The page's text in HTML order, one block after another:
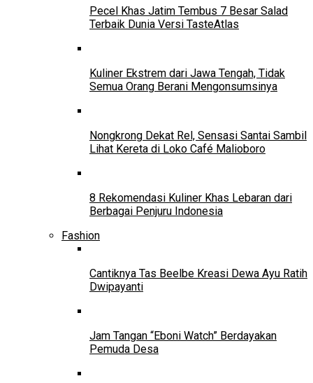
Pecel Khas Jatim Tembus 7 Besar Salad
Terbaik Dunia Versi TasteAtlas
Kuliner Ekstrem dari Jawa Tengah, Tidak
Semua Orang Berani Mengonsumsinya
Nongkrong Dekat Rel, Sensasi Santai Sambil
Lihat Kereta di Loko Café Malioboro
8 Rekomendasi Kuliner Khas Lebaran dari
Berbagai Penjuru Indonesia
Fashion
Cantiknya Tas Beelbe Kreasi Dewa Ayu Ratih
Dwipayanti
Jam Tangan “Eboni Watch” Berdayakan
Pemuda Desa